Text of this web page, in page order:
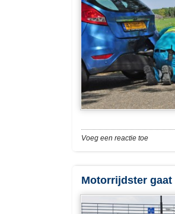
Voeg een reactie toe
Motorrijdster gaat